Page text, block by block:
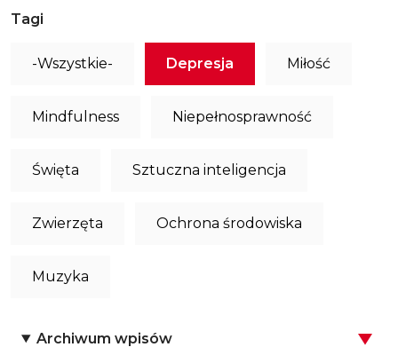
Tagi
-Wszystkie- Depresja Miłość
Mindfulness Niepełnosprawność
Święta Sztuczna inteligencja
Zwierzęta Ochrona środowiska
Muzyka
Archiwum wpisów